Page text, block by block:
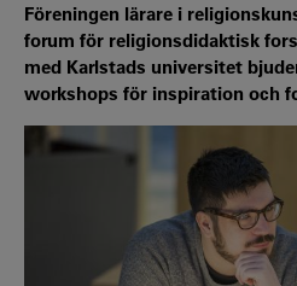
Föreningen lärare i
forum för religionsdidaktisk
med Karlstads universitet
workshops för inspiration och